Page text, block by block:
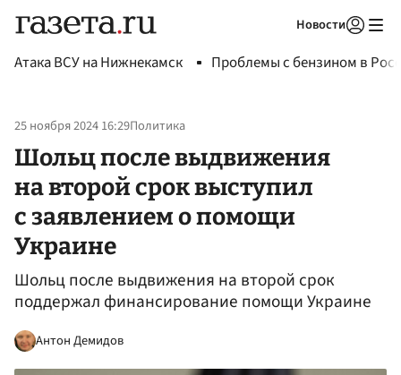
Новости
Атака ВСУ на Нижнекамск Проблемы с бензином в
25 ноября 2024 16:29Политика
Шольц после выдвижения
на второй срок выступил
с заявлением о помощи
Украине
Шольц после выдвижения на второй срок
поддержал финансирование помощи Украине
Антон Демидов